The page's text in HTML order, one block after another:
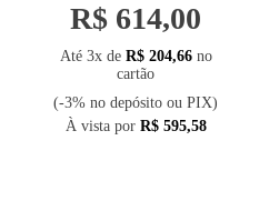
R$ 614,00
Até 3x de R$ 204,66no
cartão
(-3% no depósito ou PIX)
À vista por R$ 595,58